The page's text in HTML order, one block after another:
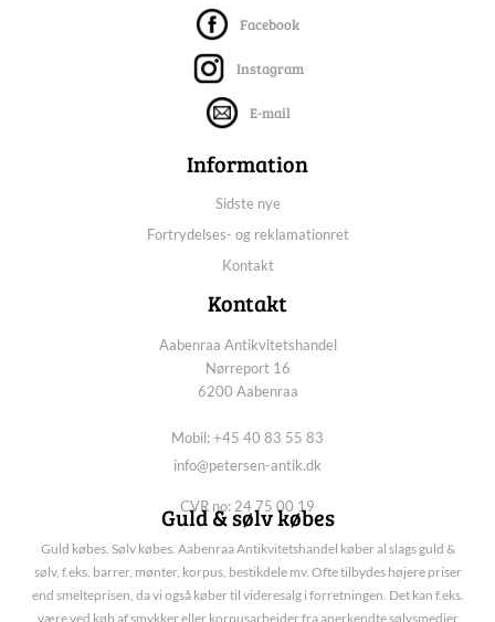
Facebook
Instagram
E-mail
Information
Sidste nye
Fortrydelses- og reklamationret
Kontakt
Kontakt
Aabenraa Antikvitetshandel
Nørreport 16
6200 Aabenraa
Mobil: +45 40 83 55 83
info@petersen-antik.dk
CVR no: 24 75 00 19
Guld & sølv købes
Guld købes. Sølv købes. Aabenraa Antikvitetshandel køber al slags guld &
sølv, f.eks. barrer, mønter, korpus, bestikdele mv. Ofte tilbydes højere priser
end smelteprisen, da vi også køber til videresalg i forretningen. Det kan f.eks.
være ved køb af smykker eller korpusarbejder fra anerkendte sølvsmedier